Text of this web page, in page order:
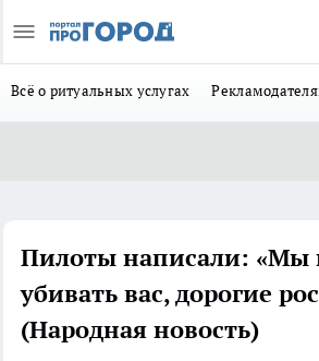
Всё о ритуальных услугах
Пилоты написали: «Мы
убивать вас, дорогие
(Народная новость)